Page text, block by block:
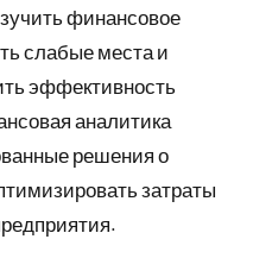
финансовое
слабые места и
эффективность
аналитика
решения о
затраты